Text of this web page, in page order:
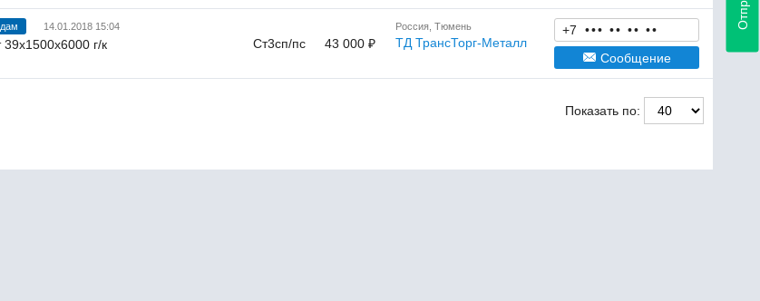
14.01.2018 15:04
39х1500х6000 г/к Ст3сп/пс 43 000 ₽
Россия, Тюмень
ТД ТрансТорг-Металл
+7 ••• •• •• ••
Сообщение
Показать по: